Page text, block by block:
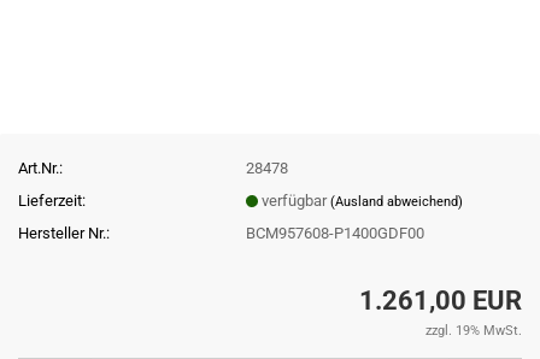
Art.Nr.:
28478
Lieferzeit:
verfügbar(Ausland abweichend)
Hersteller Nr.: BCM957608-P1400GDF00
1.261,00 EUR
zzgl. 19% MwSt.